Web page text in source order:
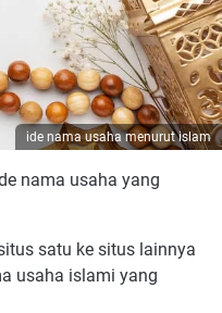
ide nama usaha menurut islam
nama usaha yang
satu ke situs lainnya
usaha islami yang